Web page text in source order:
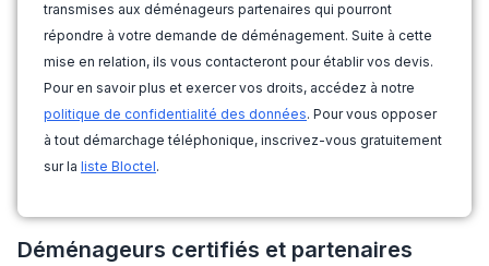
transmises aux déménageurs partenaires qui pourront
répondre à votre demande de déménagement. Suite à cette
mise en relation, ils vous contacteront pour établir vos devis.
Pour en savoir plus et exercer vos droits, accédez à notre
politique de confidentialité des données. Pour vous opposer
à tout démarchage téléphonique, inscrivez-vous gratuitement
sur la liste Bloctel.
Déménageurs certifiés et partenaires